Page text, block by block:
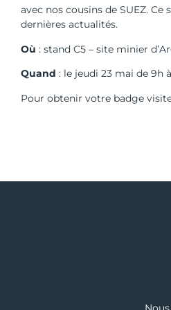
avec nos cousins de SUEZ.
dernières actualités.
Où : stand C5 – site minier
Quand : le jeudi 23 mai de 9h
Pour obtenir votre badge